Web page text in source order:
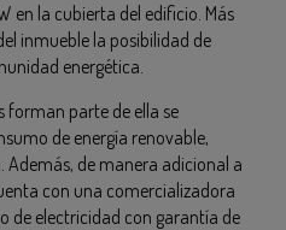
en la cubierta del edificio. Más
inmueble la posibilidad de
energética.
forman parte de ella se
de energía renovable,
de manera adicional a
con una comercializadora
de electricidad con garantía de